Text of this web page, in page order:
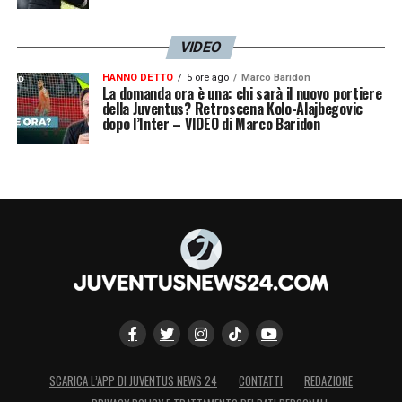
VIDEO
HANNO DETTO 5 ore ago Marco Baridon
La domanda ora è una: chi sarà il nuovo portiere
della Juventus? Retroscena Kolo-Alajbegovic
dopo l’Inter – VIDEO di Marco Baridon
SCARICA L’APP DI JUVENTUS NEWS 24 CONTATTI
REDAZIONE